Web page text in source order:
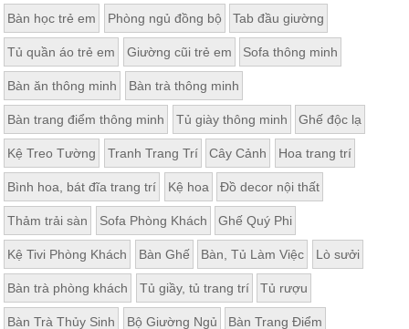
Bàn học trẻ em Phòng ngủ đồng bộ Tab đầu giường
Tủ quần áo trẻ em Giường cũi trẻ em Sofa thông minh
Bàn ăn thông minh Bàn trà thông minh
Bàn trang điểm thông minh Tủ giày thông minh Ghế độc lạ
Kệ Treo Tường Tranh Trang Trí Cây Cảnh Hoa trang trí
Bình hoa, bát đĩa trang trí Kệ hoa Đồ decor nội thất
Thảm trải sàn Sofa Phòng Khách Ghế Quý Phi
Kệ Tivi Phòng Khách Bàn Ghế Bàn, Tủ Làm Việc Lò sưởi
Bàn trà phòng khách Tủ giầy, tủ trang trí Tủ rượu
Bàn Trà Thủy Sinh Bộ Giường Ngủ Bàn Trang Điểm